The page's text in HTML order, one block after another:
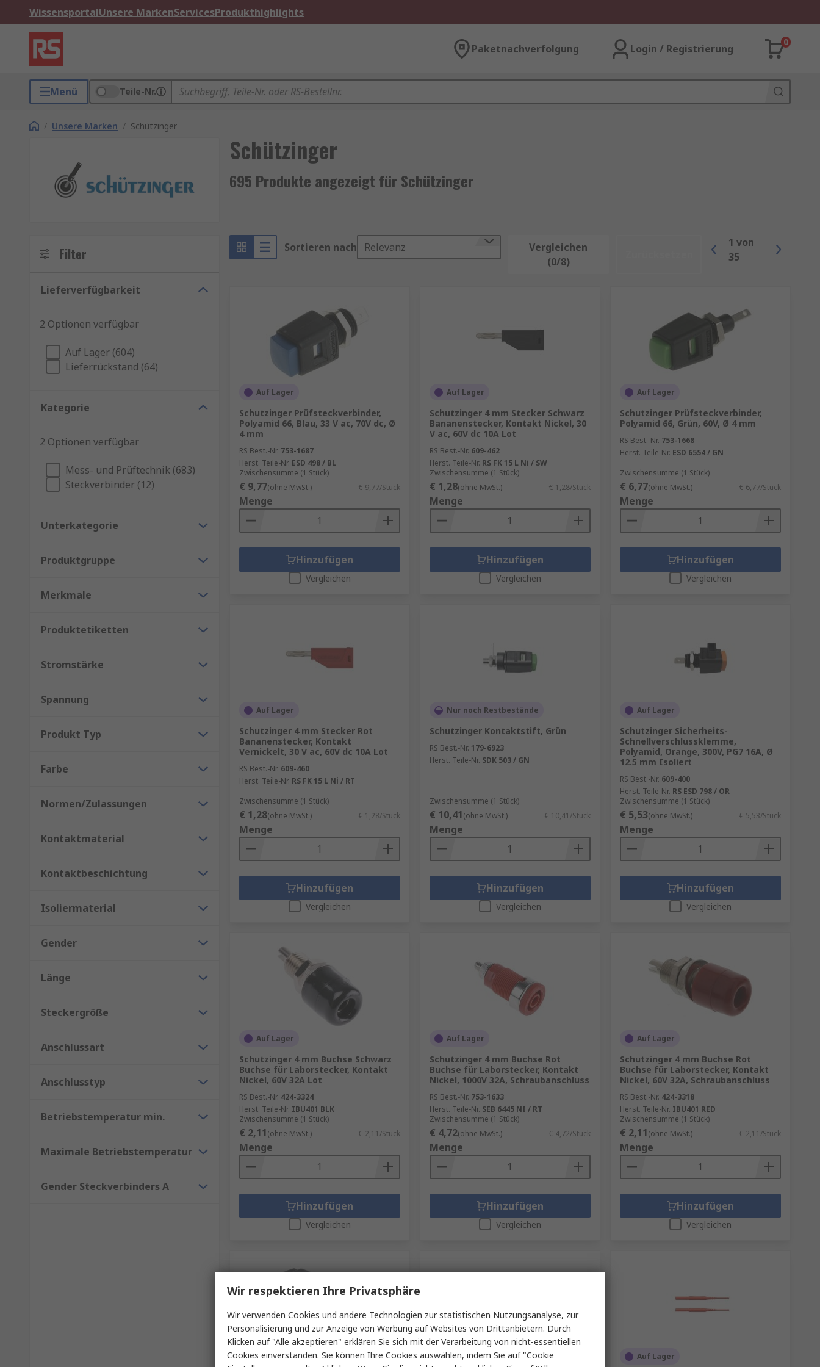
WissensportalUnsere MarkenServicesProdukthighlights
Paketnachverfolgung Login / Registrierung
0
Menü Teile-Nr.
/ Unsere Marken / Schützinger
Schützinger
695 Produkte angezeigt für Schützinger
Filter
Lieferverfügbarkeit
2 Optionen verfügbar
Auf Lager (604)
Lieferrückstand (64)
Kategorie
2 Optionen verfügbar
Mess- und Prüftechnik (683)
Steckverbinder (12)
Unterkategorie
Produktgruppe
Merkmale
Produktetiketten
Stromstärke
Spannung
Produkt Typ
Farbe
Normen/Zulassungen
Kontaktmaterial
Kontaktbeschichtung
Isoliermaterial
Gender
Länge
Steckergröße
Anschlussart
Anschlusstyp
Betriebstemperatur min.
Maximale Betriebstemperatur
Gender Steckverbinders A
Sortieren nach Relevanz
Vergleichen
(0/8)
1 von
35
Auf Lager
Schutzinger Prüfsteckverbinder,
Polyamid 66, Blau, 33 V ac, 70V dc, Ø
4 mm
RS Best.-Nr. 753-1687
Herst. Teile-Nr. ESD 498 / BL
Zwischensumme (1 Stück)
€ 9,77(ohne MwSt.) € 9,77/Stück
Menge
Hinzufügen
Vergleichen
Auf Lager
Schutzinger 4 mm Stecker Schwarz
Bananenstecker, Kontakt Nickel, 30
V ac, 60V dc 10A Lot
RS Best.-Nr. 609-462
Herst. Teile-Nr. RS FK 15 L Ni / SW
Zwischensumme (1 Stück)
€ 1,28(ohne MwSt.) € 1,28/Stück
Menge
Hinzufügen
Vergleichen
Auf Lager
Schutzinger Prüfsteckverbinder,
Polyamid 66, Grün, 60V, Ø 4 mm
RS Best.-Nr. 753-1668
Herst. Teile-Nr. ESD 6554 / GN
Zwischensumme (1 Stück)
€ 6,77(ohne MwSt.) € 6,77/Stück
Menge
Hinzufügen
Vergleichen
Auf Lager
Schutzinger 4 mm Stecker Rot
Bananenstecker, Kontakt
Vernickelt, 30 V ac, 60V dc 10A Lot
RS Best.-Nr. 609-460
Herst. Teile-Nr. RS FK 15 L Ni / RT
Zwischensumme (1 Stück)
€ 1,28(ohne MwSt.) € 1,28/Stück
Menge
Hinzufügen
Vergleichen
Nur noch Restbestände
Schutzinger Kontaktstift, Grün
RS Best.-Nr. 179-6923
Herst. Teile-Nr. SDK 503 / GN
Zwischensumme (1 Stück)
€ 10,41(ohne MwSt.) € 10,41/Stück
Menge
Hinzufügen
Vergleichen
Auf Lager
Schutzinger Sicherheits-
Schnellverschlussklemme,
Polyamid, Orange, 300V, PG7 16A, Ø
12.5 mm Isoliert
RS Best.-Nr. 609-400
Herst. Teile-Nr. RS ESD 798 / OR
Zwischensumme (1 Stück)
€ 5,53(ohne MwSt.) € 5,53/Stück
Menge
Hinzufügen
Vergleichen
Auf Lager
Schutzinger 4 mm Buchse Schwarz
Buchse für Laborstecker, Kontakt
Nickel, 60V 32A Lot
RS Best.-Nr. 424-3324
Herst. Teile-Nr. IBU401 BLK
Zwischensumme (1 Stück)
€ 2,11(ohne MwSt.) € 2,11/Stück
Menge
Hinzufügen
Vergleichen
Auf Lager
Schutzinger 4 mm Buchse Rot
Buchse für Laborstecker, Kontakt
Nickel, 1000V 32A, Schraubanschluss
RS Best.-Nr. 753-1633
Herst. Teile-Nr. SEB 6445 NI / RT
Zwischensumme (1 Stück)
€ 4,72(ohne MwSt.) € 4,72/Stück
Menge
Hinzufügen
Vergleichen
Auf Lager
Schutzinger 4 mm Buchse Rot
Buchse für Laborstecker, Kontakt
Nickel, 60V 32A, Schraubanschluss
RS Best.-Nr. 424-3318
Herst. Teile-Nr. IBU401 RED
Zwischensumme (1 Stück)
€ 2,11(ohne MwSt.) € 2,11/Stück
Menge
Hinzufügen
Vergleichen
Auf Lager Auf Lager Auf Lager
Wir respektieren Ihre Privatsphäre
Wir verwenden Cookies und andere Technologien zur statistischen Nutzungsanalyse, zur
Personalisierung und zur Anzeige von Werbung auf Websites von Drittanbietern. Durch
Klicken auf "Alle akzeptieren" erklären Sie sich mit der Verarbeitung von nicht-essentiellen
Cookies einverstanden. Sie können Ihre Cookies auswählen, indem Sie auf "Cookie